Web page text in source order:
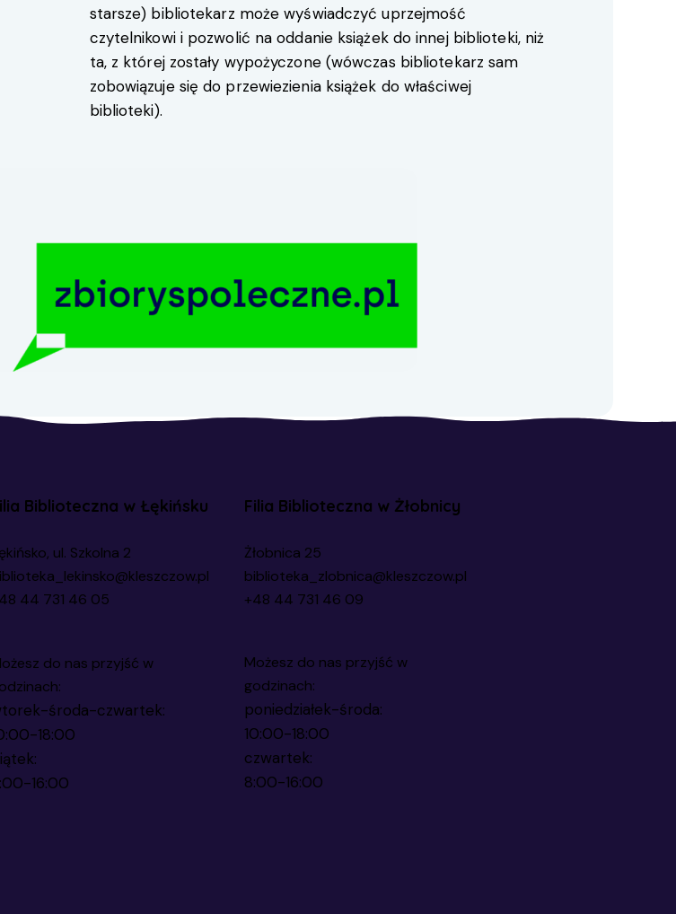
starsze) bibliotekarz może wyświadczyć uprzejmość
czytelnikowi i pozwolić na oddanie książek do innej biblioteki, niż
ta, z której zostały wypożyczone (wówczas bibliotekarz sam
zobowiązuje się do przewiezienia książek do właściwej
biblioteki).
Biblioteczna w Łękińsku
ul. Szkolna 2
44 731 46 05
do nas przyjść w
środa-czwartek:
18:00
16:00
Filia Biblioteczna w Żłobnicy
Żłobnica 25
biblioteka_zlobnica@kleszczow.pl
+48 44 731 46 09
Możesz do nas przyjść w
godzinach:
poniedziałek-środa:
10:00-18:00
czwartek:
8:00-16:00